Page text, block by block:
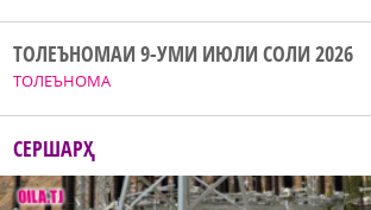
ТОЛЕЪНОМА
ТОЛЕЪНОМАИ 9-УМИ ИЮЛИ СОЛИ 2026
СЕРШАРҲ